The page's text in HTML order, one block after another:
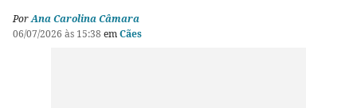
PorAna Carolina Câmara
06/07/2026 às 15:38 emCães